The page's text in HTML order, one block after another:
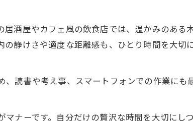
酒屋やカフェ風の飲食店では、温かみのある
静けさや適度な距離感も、ひとり時間を大切
読書や考え事、スマートフォンでの作業にも
ナーです。自分だけの贅沢な時間を大切にし